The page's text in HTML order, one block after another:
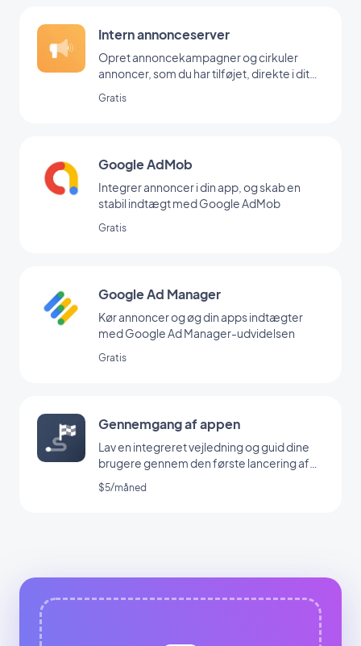
Intern annonceserver
Opret annoncekampagner og cirkuler
annoncer, som du har tilføjet, direkte i dit
Gratis
Google AdMob
Integrer annoncer i din app, og skab en
stabil indtægt med Google AdMob
Gratis
Google Ad Manager
Kør annoncer og øg din apps indtægter
med Google Ad Manager-udvidelsen
Gratis
Gennemgang af appen
Lav en integreret vejledning og guid dine
brugere gennem den første lancering af
din app
$5/måned